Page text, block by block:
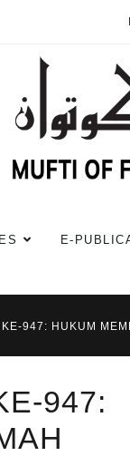
E-
947: HUKUM
947: